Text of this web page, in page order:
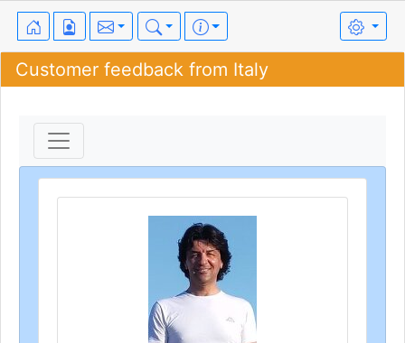
Customer feedback from Italy